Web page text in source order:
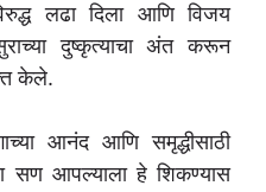
लढा दिला आणि विजय
दुष्कृत्याचा अंत करून
केले.
आनंद आणि समृद्धीसाठी
सण आपल्याला हे शिकण्यास